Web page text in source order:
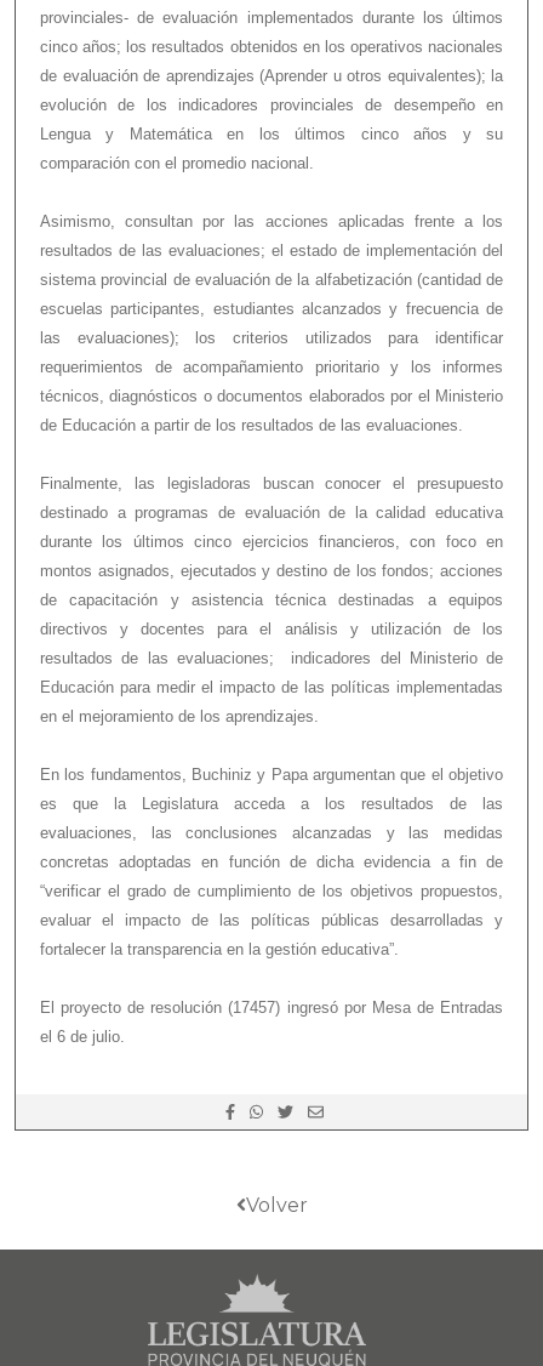
provinciales- de evaluación implementados durante los últimos
cinco años; los resultados obtenidos en los operativos nacionales
de evaluación de aprendizajes (Aprender u otros equivalentes); la
evolución de los indicadores provinciales de desempeño en
Lengua y Matemática en los últimos cinco años y su
comparación con el promedio nacional.
Asimismo, consultan por las acciones aplicadas frente a los
resultados de las evaluaciones; el estado de implementación del
sistema provincial de evaluación de la alfabetización (cantidad de
escuelas participantes, estudiantes alcanzados y frecuencia de
las evaluaciones); los criterios utilizados para identificar
requerimientos de acompañamiento prioritario y los informes
técnicos, diagnósticos o documentos elaborados por el Ministerio
de Educación a partir de los resultados de las evaluaciones.
Finalmente, las legisladoras buscan conocer el presupuesto
destinado a programas de evaluación de la calidad educativa
durante los últimos cinco ejercicios financieros, con foco en
montos asignados, ejecutados y destino de los fondos; acciones
de capacitación y asistencia técnica destinadas a equipos
directivos y docentes para el análisis y utilización de los
resultados de las evaluaciones; indicadores del Ministerio de
Educación para medir el impacto de las políticas implementadas
en el mejoramiento de los aprendizajes.
En los fundamentos, Buchiniz y Papa argumentan que el objetivo
es que la Legislatura acceda a los resultados de las
evaluaciones, las conclusiones alcanzadas y las medidas
concretas adoptadas en función de dicha evidencia a fin de
“verificar el grado de cumplimiento de los objetivos propuestos,
evaluar el impacto de las políticas públicas desarrolladas y
fortalecer la transparencia en la gestión educativa”.
El proyecto de resolución (17457) ingresó por Mesa de Entradas
el 6 de julio.
Volver